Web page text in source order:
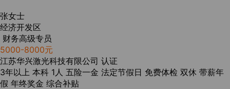
张女士
经济开发区
财务高级专员
5000-8000元
江苏华兴激光科技有限公司 认证
3年以上 本科 1人 五险一金 法定节假日 免费体检 双休 带薪年
假 年终奖金 综合补贴